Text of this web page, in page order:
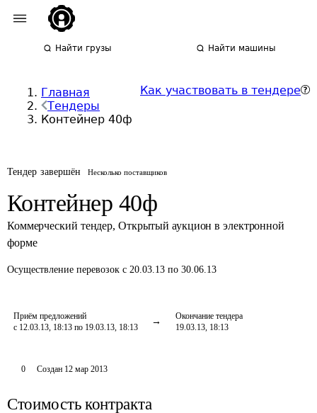
Найти грузы Найти машины
Главная
Тендеры
Контейнер 40ф
Как участвовать в тендере
Тендер завершён Несколько поставщиков
Контейнер 40ф
Коммерческий тендер, Открытый аукцион в электронной
форме
Осуществление перевозок с 20.03.13 по 30.06.13
Приём предложений
с 12.03.13, 18:13 по 19.03.13, 18:13
Окончание тендера
19.03.13, 18:13
0 Создан 12 мар 2013
Стоимость контракта